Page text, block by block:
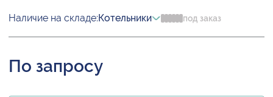
Наличие на складе:Котельники под заказ
По запросу